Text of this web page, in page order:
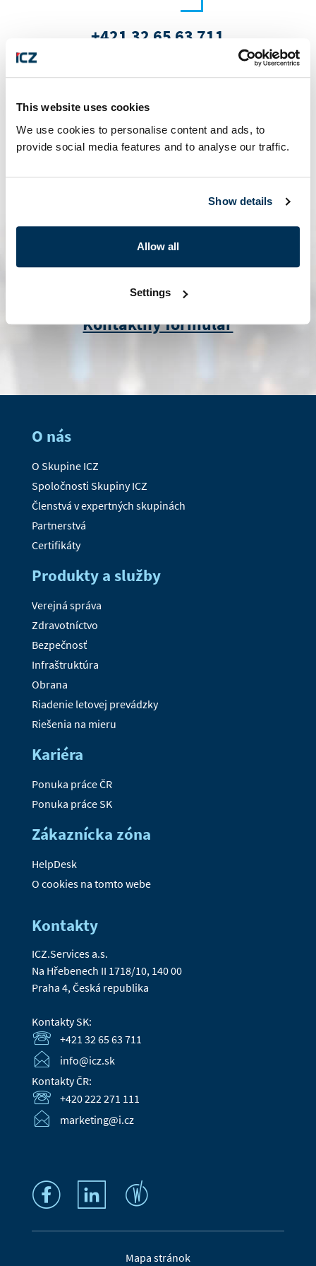
This website uses cookies
We use cookies to personalise content and ads, to
provide social media features and to analyse our traffic.
Show details
Allow all
Settings
+421 32 65 63 711
info@icz.sk
Kontaktný formulár
O nás
O Skupine ICZ
Spoločnosti Skupiny ICZ
Členstvá v expertných skupinách
Partnerstvá
Certifikáty
Produkty a služby
Verejná správa
Zdravotníctvo
Bezpečnosť
Infraštruktúra
Obrana
Riadenie letovej prevádzky
Riešenia na mieru
Kariéra
Ponuka práce ČR
Ponuka práce SK
Zákaznícka zóna
HelpDesk
O cookies na tomto webe
Kontakty
ICZ.Services a.s.
Na Hřebenech II 1718/10, 140 00
Praha 4, Česká republika
Kontakty SK:
+421 32 65 63 711
info@icz.sk
Kontakty ČR:
+420 222 271 111
marketing@i.cz
Mapa stránok